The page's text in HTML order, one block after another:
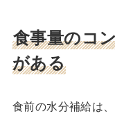
食事量のコ
がある
食前の水分補給は